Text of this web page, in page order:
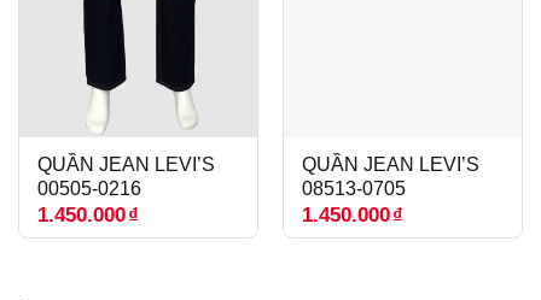
QUẦN JEAN LEVI’S
00505-0216
1.450.000₫
QUẦN JEAN LEVI’S
08513-0705
1.450.000₫